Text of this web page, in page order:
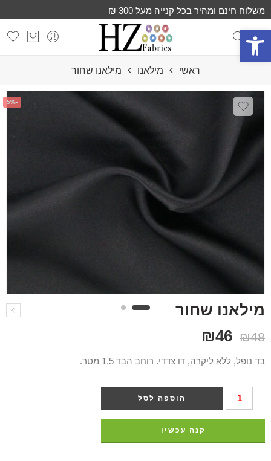
פתח סרגל נגישות
משלוח חינם ומהיר בכל קנייה מעל 300 ₪
ראשי מילאנו מילאנו שחור
-5%
מילאנו שחור
₪48
₪46
בד נופל, ללא ליקרה, דו צדדי. רוחב הבד 1.5 מטר.
הוספה לסל
קנה עכשיו